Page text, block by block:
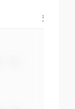
交易产品